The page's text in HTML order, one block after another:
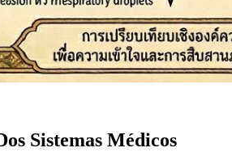
Sistemas Médicos